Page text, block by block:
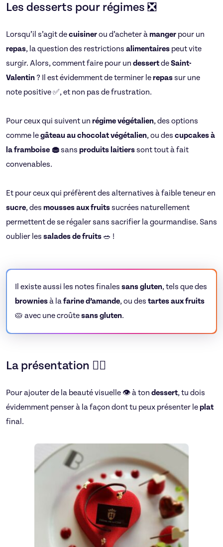
Les desserts pour régimes ❎
Lorsqu’il s’agit decuisinerou d’acheter àmanger pour un
repas, la question des restrictions alimentaires peut vite
surgir. Alors, comment faire pour un dessertdeSaint-
Valentin ? Il est évidemment de terminer lerepassur une
note positive ✅, et non pas de frustration.
Pour ceux qui suivent un régime végétalien, des options
comme legâteau au chocolatvégétalien, ou des cupcakes à
la framboise 🧁sans produits laitierssont tout à fait
convenables.
Et pour ceux qui préfèrent des alternatives à faible teneur en
sucre, des mousses aux fruitssucrées naturellement
permettent de se régaler sans sacrifier la gourmandise. Sans
oublier les salades de fruits 🥗 !
Il existe aussi les notes finales sans gluten, tels que des
browniesà lafarine d’amande, ou des tartes aux fruits
🥧 avec une croûtesans gluten.
La présentation 💁‍♂️
Pour ajouter de la beauté visuelle 👁️ à ton dessert, tu dois
évidemment penser à la façon dont tu peux présenter leplat
final.